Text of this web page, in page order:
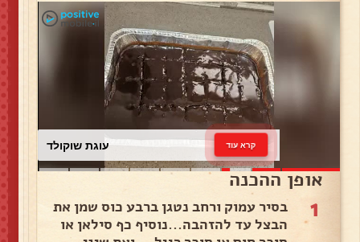
עוגת שוקולד קרא עוד
אופן ההכנה
1
בסיר עמוק ורחב נטגן ברבע כוס שמן את
הבצל עד להזהבה...נוסיף כף סילאן או